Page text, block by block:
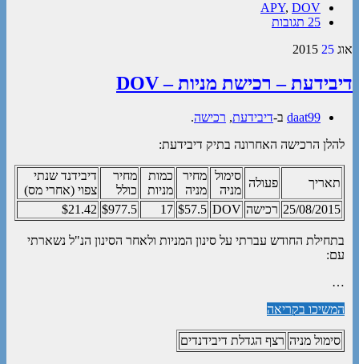
APY, DOV
25 תגובות
אוג 25
2015
דיבידעת – רכישת מניות – DOV
daat99 ב-דיבידעת, רכישה.
להלן הרכישה האחרונה בתיק דיבידעת:
תאריך פעולה
סימול
מניה
מחיר
מניה
כמות
מניות
מחיר
כולל
דיבידנד שנתי
צפוי (אחרי מס)
25/08/2015 רכישה DOV
$57.5
17
$977.5
$21.42
בתחילת החודש עברתי על סינון המניות ולאחר הסינון הנ"ל נשארתי
עם:
…
המשיכו בקריאה
סימול מניה רצף הגדלת דיבידנדים